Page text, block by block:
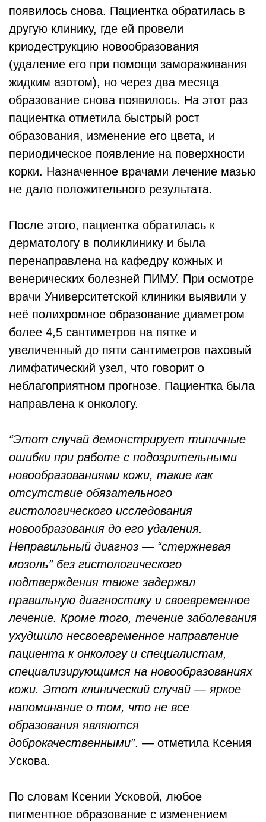
появилось снова. Пациентка обратилась в
другую клинику, где ей провели
криодеструкцию новообразования
(удаление его при помощи замораживания
жидким азотом), но через два месяца
образование снова появилось. На этот раз
пациентка отметила быстрый рост
образования, изменение его цвета, и
периодическое появление на поверхности
корки. Назначенное врачами лечение мазью
не дало положительного результата.
После этого, пациентка обратилась к
дерматологу в поликлинику и была
перенаправлена на кафедру кожных и
венерических болезней ПИМУ. При осмотре
врачи Университетской клиники выявили у
неё полихромное образование диаметром
более 4,5 сантиметров на пятке и
увеличенный до пяти сантиметров паховый
лимфатический узел, что говорит о
неблагоприятном прогнозе. Пациентка была
направлена к онкологу.
“Этот случай демонстрирует типичные
ошибки при работе с подозрительными
новообразованиями кожи, такие как
отсутствие обязательного
гистологического исследования
новообразования до его удаления.
Неправильный диагноз — “стержневая
мозоль” без гистологического
подтверждения также задержал
правильную диагностику и своевременное
лечение. Кроме того, течение заболевания
ухудшило несвоевременное направление
пациента к онкологу и специалистам,
специализирующимся на новообразованиях
кожи. Этот клинический случай — яркое
напоминание о том, что не все
образования являются
доброкачественными”. — отметила Ксения
Ускова.
По словам Ксении Усковой, любое
пигментное образование с изменением